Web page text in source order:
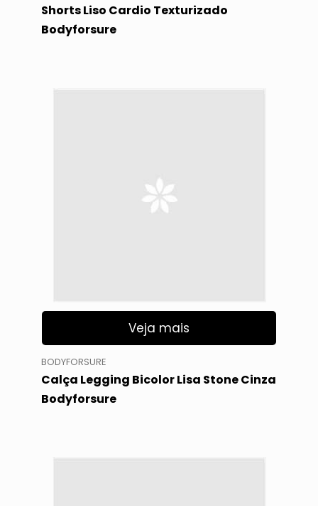
Shorts Liso Cardio Texturizado
Bodyforsure
Veja mais
BODYFORSURE
Calça Legging Bicolor Lisa Stone Cinza
Bodyforsure